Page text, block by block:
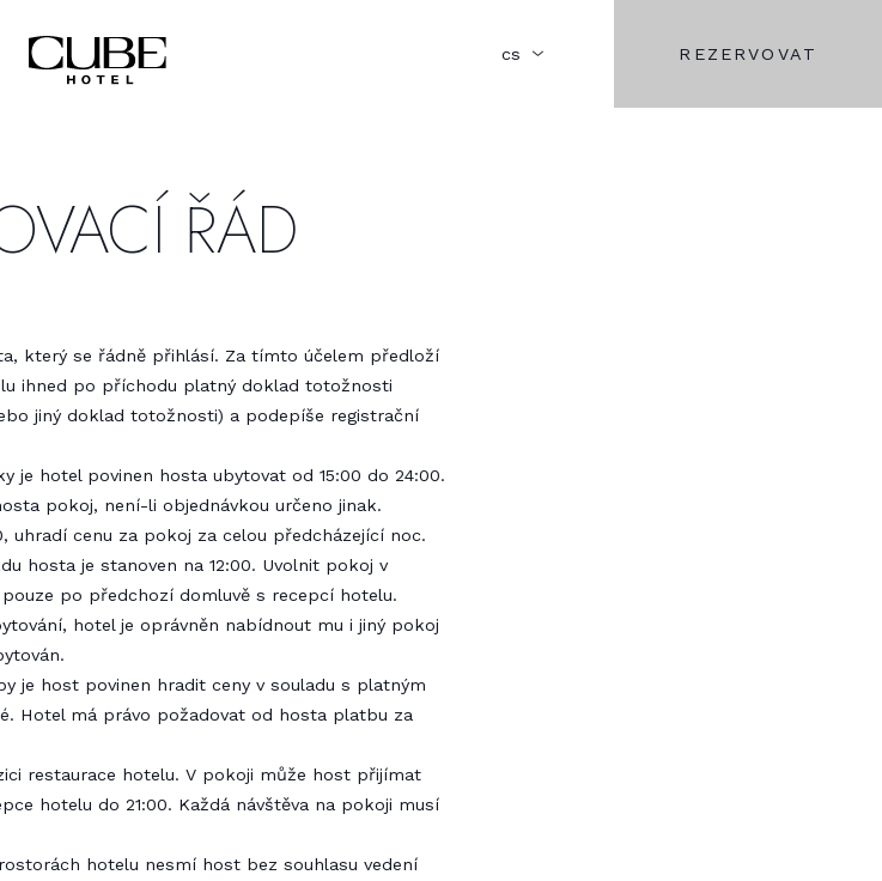
cs REZERVOVAT
ŘÁD
který se řádně přihlásí. Za tímto účelem předloží
ihned po příchodu platný doklad totožnosti
jiný doklad totožnosti) a podepíše registrační
je hotel povinen hosta ubytovat od 15:00 do 24:00.
pokoj, není-li objednávkou určeno jinak.
uhradí cenu za pokoj za celou předcházející noc.
hosta je stanoven na 12:00. Uvolnit pokoj v
po předchozí domluvě s recepcí hotelu.
hotel je oprávněn nabídnout mu i jiný pokoj
je host povinen hradit ceny v souladu s platným
Hotel má právo požadovat od hosta platbu za
restaurace hotelu. V pokoji může host přijímat
hotelu do 21:00. Každá návštěva na pokoji musí
hotelu nesmí host bez souhlasu vedení